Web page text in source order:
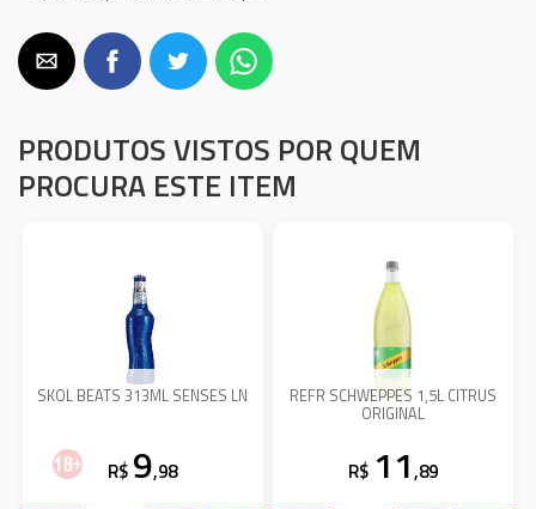
PRODUTOS VISTOS POR QUEM
PROCURA ESTE ITEM
SKOL BEATS 313ML SENSES LN
R$ 9,98
REFR SCHWEPPES 1,5L CITRUS
ORIGINAL
R$ 11,89